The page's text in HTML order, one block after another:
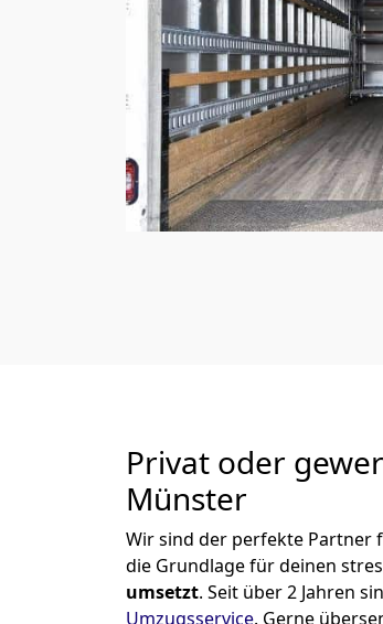
Privat oder
Münster
Wir sind der perfekte Partner
die Grundlage für deinen
umsetzt. Seit über 2 Jahren
Umzugsservice. Gerne